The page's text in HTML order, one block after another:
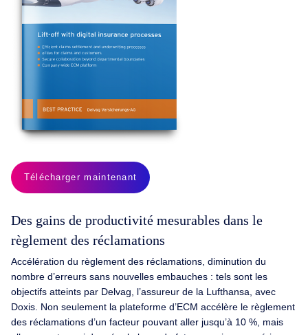
Télécharger maintenant
Des gains de productivité mesurables dans le
règlement des réclamations
Accélération du règlement des réclamations, diminution du
nombre d’erreurs sans nouvelles embauches : tels sont les
objectifs atteints par Delvag, l’assureur de la Lufthansa, avec
Doxis. Non seulement la plateforme d’ECM accélère le règlement
des réclamations d’un facteur pouvant aller jusqu’à 10 %, mais